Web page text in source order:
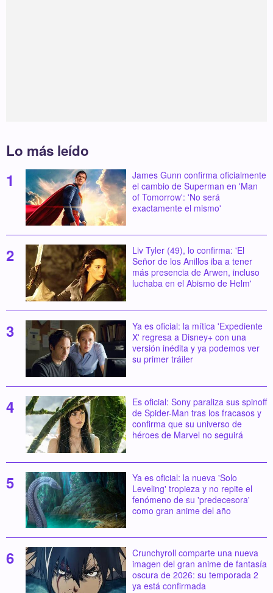
Lo más leído
James Gunn confirma oficialmente
el cambio de Superman en 'Man
of Tomorrow': 'No será
exactamente el mismo'
Liv Tyler (49), lo confirma: 'El
Señor de los Anillos iba a tener
más presencia de Arwen, incluso
luchaba en el Abismo de Helm'
Ya es oficial: la mítica 'Expediente
X' regresa a Disney+ con una
versión inédita y ya podemos ver
su primer tráiler
Es oficial: Sony paraliza sus spinoff
de Spider-Man tras los fracasos y
confirma que su universo de
héroes de Marvel no seguirá
Ya es oficial: la nueva 'Solo
Leveling' tropieza y no repite el
fenómeno de su 'predecesora'
como gran anime del año
Crunchyroll comparte una nueva
imagen del gran anime de fantasía
oscura de 2026: su temporada 2
ya está confirmada